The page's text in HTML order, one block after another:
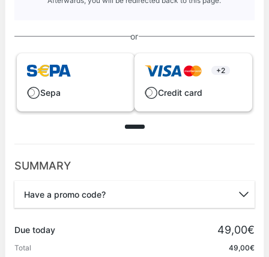
or
Sepa
+2
Credit card
SUMMARY
Have a promo code?
Due today 49,00€
Total 49,00€